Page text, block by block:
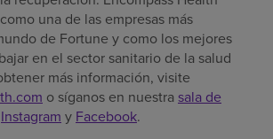
una de las empresas más
de Fortune y como los mejores
en el sector sanitario de la salud
más información, visite
o síganos en nuestra sala de
Instagram y Facebook.